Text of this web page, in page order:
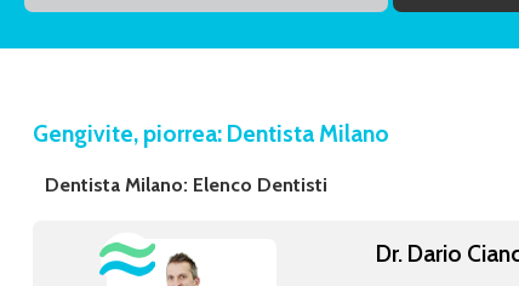
Gengivite, piorrea: Dentista Milano
Dentista Milano: Elenco Dentisti
Dr. Dario